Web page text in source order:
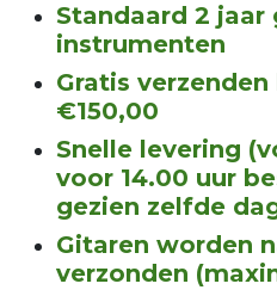
Standaard 2 jaar
instrumenten
Gratis
€150,00
Snelle levering
voor 14.00 uur
gezien zelfde
Gitaren worden
verzonden